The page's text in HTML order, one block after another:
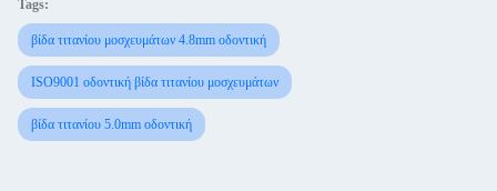
Tags:
βίδα τιτανίου μοσχευμάτων 4.8mm οδοντική
ISO9001 οδοντική βίδα τιτανίου μοσχευμάτων
βίδα τιτανίου 5.0mm οδοντική